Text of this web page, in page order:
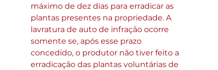
máximo de dez dias para erradicar as
plantas presentes na propriedade. A
lavratura de auto de infração ocorre
somente se, após esse prazo
concedido, o produtor não tiver feito a
erradicação das plantas voluntárias de